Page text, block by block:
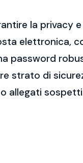
la privacy
elettronica,
password
strato di
o allegati